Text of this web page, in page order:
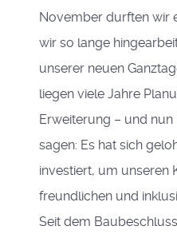
November durften wir
wir so lange
unserer neuen
liegen viele Jahre
Erweiterung – und
sagen: Es hat sich
investiert, um unseren
freundlichen und
Seit dem